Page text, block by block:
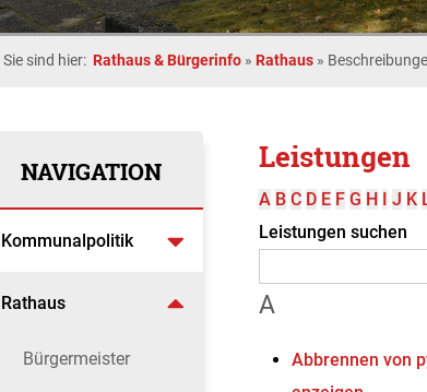
Sie sind hier: Rathaus & Bürgerinfo » Rathaus »
NAVIGATION
Kommunalpolitik
Rathaus
Bürgermeister
Leistungen
A B C D E F G H I J K
Leistungen suchen
A
Abbrennen von